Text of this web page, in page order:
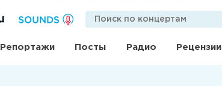
Репортажи Посты Радио Рецензии